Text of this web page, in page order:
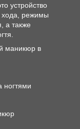
устройство
хода, режимы
а также
маникюр в
ногтями